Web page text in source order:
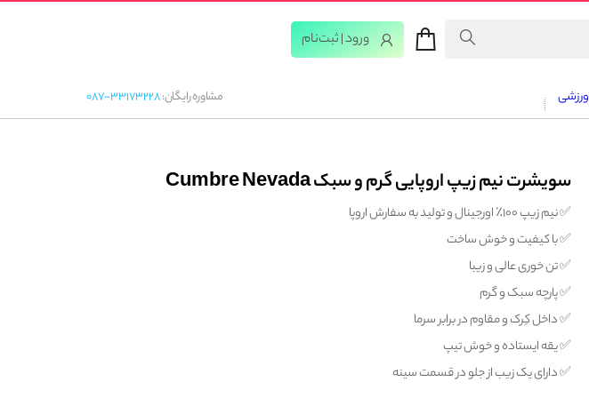
ورود | ثبت‌‌نام
ورزشی مشاوره رایگان:087-33173228
سویشرت نیم زیپ اروپایی گرم و سبک Cumbre Nevada
✅️ نیم زیپ ۱۰۰٪ اورجینال و تولید به سفارش اروپا
✅️ با کیفیت و خوش ساخت
✅️ تن خوری عالی و زیبا
✅️ پارچه سبک و گرم
✅️ داخل کِرک و مقاوم در برابر سرما
✅️ یقه ایستاده و خوش تیپ
✅️ دارای یک زیب از جلو در قسمت سینه